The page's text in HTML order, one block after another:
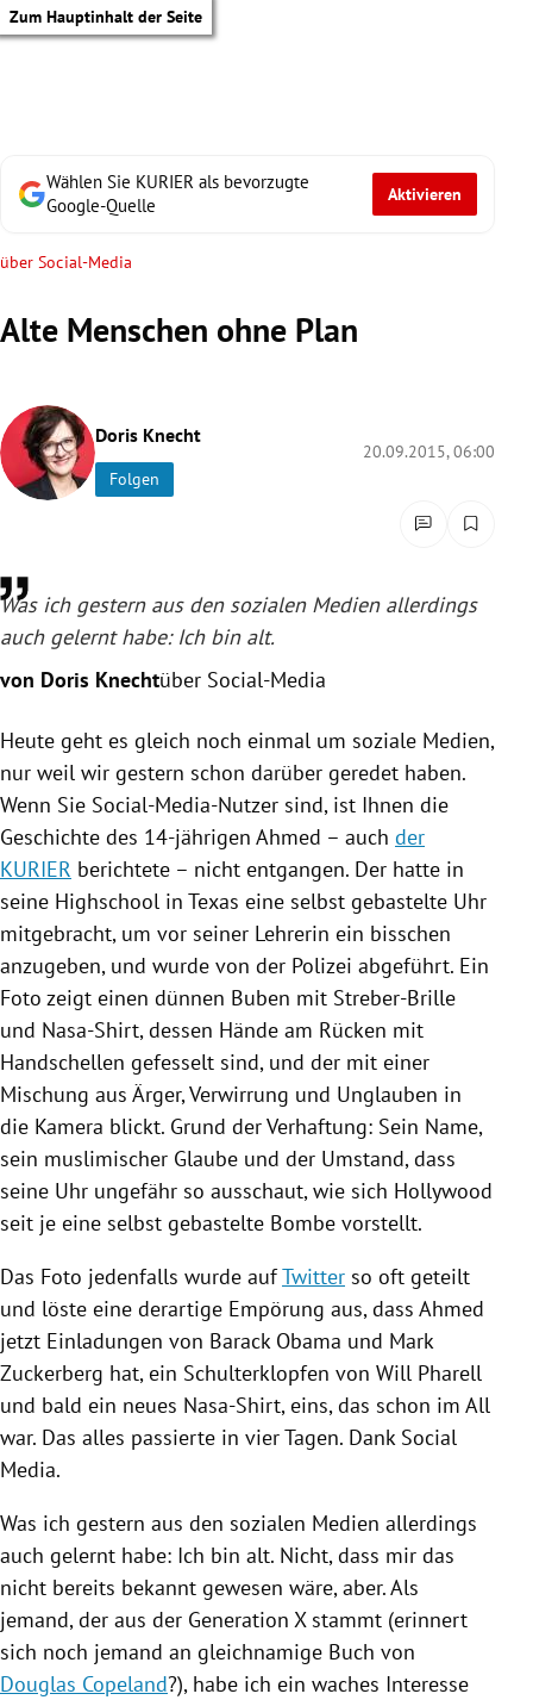
Zum Hauptinhalt der Seite
Untermenü
Untermenü
Untermenü
Untermenü
Untermenü
Untermenü
Untermenü
Untermenü
Untermenü
Wählen Sie KURIER als bevorzugte
Google-Quelle
Aktivieren
über Social-Media
Alte Menschen ohne Plan
Doris Knecht
Folgen
20.09.2015, 06:00
Was ich gestern aus den sozialen Medien allerdings
auch gelernt habe: Ich bin alt.
von Doris Knechtüber Social-Media
Heute geht es gleich noch einmal um soziale Medien,
nur weil wir gestern schon darüber geredet haben.
Wenn Sie Social-Media-Nutzer sind, ist Ihnen die
Geschichte des 14-jährigen Ahmed – auch der
KURIER berichtete – nicht entgangen. Der hatte in
seine Highschool in Texas eine selbst gebastelte Uhr
mitgebracht, um vor seiner Lehrerin ein bisschen
anzugeben, und wurde von der Polizei abgeführt. Ein
Foto zeigt einen dünnen Buben mit Streber-Brille
und Nasa-Shirt, dessen Hände am Rücken mit
Handschellen gefesselt sind, und der mit einer
Mischung aus Ärger, Verwirrung und Unglauben in
die Kamera blickt. Grund der Verhaftung: Sein Name,
sein muslimischer Glaube und der Umstand, dass
seine Uhr ungefähr so ausschaut, wie sich Hollywood
seit je eine selbst gebastelte Bombe vorstellt.
Das Foto jedenfalls wurde aufTwitter so oft geteilt
und löste eine derartige Empörung aus, dass Ahmed
jetzt Einladungen von Barack Obama und Mark
Zuckerberg hat, ein Schulterklopfen von Will Pharell
und bald ein neues Nasa-Shirt, eins, das schon im All
war. Das alles passierte in vier Tagen. Dank Social
Media.
Was ich gestern aus den sozialen Medien allerdings
auch gelernt habe: Ich bin alt. Nicht, dass mir das
nicht bereits bekannt gewesen wäre, aber. Als
jemand, der aus der Generation X stammt (erinnert
sich noch jemand an gleichnamige Buch von
Douglas Copeland?), habe ich ein waches Interesse